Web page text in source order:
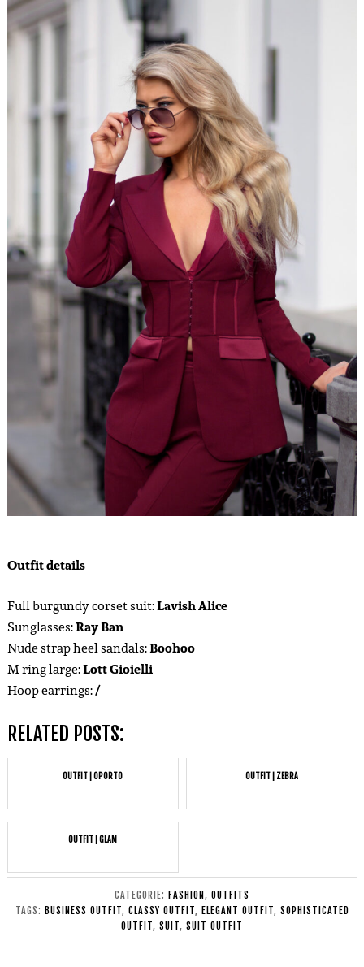
Outfit details
Full burgundy corset suit:Lavish Alice
Sunglasses:Ray Ban
Nude strap heel sandals:Boohoo
M ring large:Lott Gioielli
Hoop earrings:/
RELATED POSTS:
OUTFIT | OPORTO OUTFIT | ZEBRA
OUTFIT | GLAM
CATEGORIE: FASHION , OUTFITS
TAGS: BUSINESS OUTFIT, CLASSY OUTFIT, ELEGANT OUTFIT, SOPHISTICATED
OUTFIT, SUIT, SUIT OUTFIT